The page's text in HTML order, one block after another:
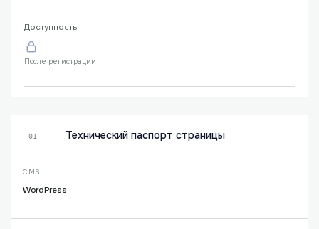
Доступность
После регистрации
01 Технический паспорт страницы
CMS
WordPress